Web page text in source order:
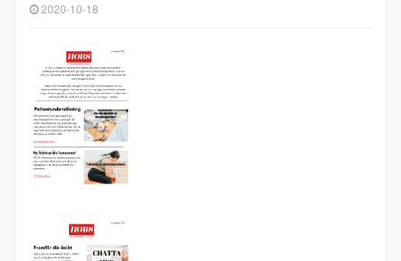
2020-10-18